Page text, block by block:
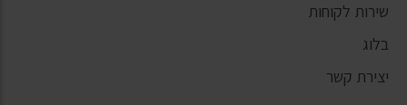
שירות לקוחות
בלוג
יצירת קשר